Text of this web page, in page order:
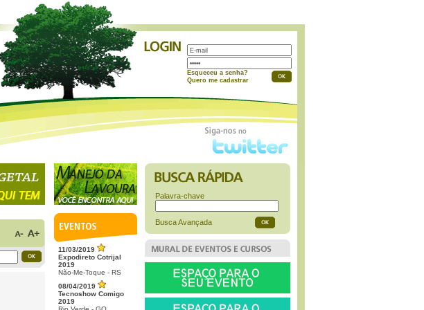
Esqueceu a senha?
Quero me cadastrar
11/03/2019
Expodireto Cotrijal
2019
Não-Me-Toque - RS
08/04/2019
Tecnoshow Comigo
2019
Palavra-chave
Busca Avançada